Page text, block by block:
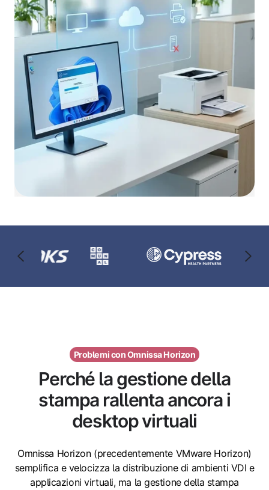
Problemi con Omnissa Horizon
Perché la gestione della
stampa rallenta ancora i
desktop virtuali
Omnissa Horizon (precedentemente VMware Horizon)
semplifica e velocizza la distribuzione di ambienti VDI e
applicazioni virtuali, ma la gestione della stampa